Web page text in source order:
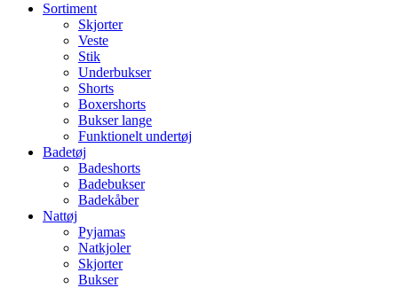
Sortiment
Skjorter
Veste
Stik
Underbukser
Shorts
Boxershorts
Bukser lange
Funktionelt undertøj
Badetøj
Badeshorts
Badebukser
Badekåber
Nattøj
Pyjamas
Natkjoler
Skjorter
Bukser